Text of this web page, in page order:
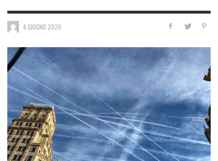
4 GIUGNO 2026